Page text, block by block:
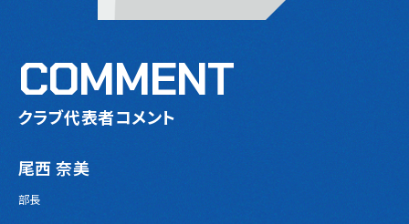
COMMENT
クラブ代表者コメント
尾西 奈美
部長